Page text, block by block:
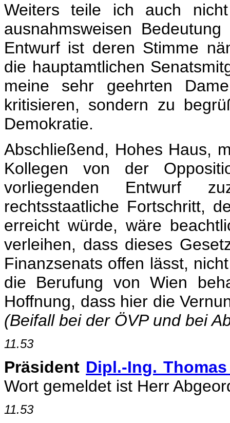
Weiters teile ich auch
ausnahmsweisen
Entwurf ist deren Stimme
die hauptamtlichen
meine sehr geehrten
kritisieren, sondern zu
Demokratie.
Abschließend, Hohes Haus,
Kollegen von der
vorliegenden Entwurf
rechtsstaatliche Fortschritt,
erreicht würde, wäre
verleihen, dass dieses
Finanzsenats offen lässt,
die Berufung von Wien
Hoffnung, dass hier die
(Beifall bei der ÖVP und bei
11.53
Präsident Dipl.-Ing.
Wort gemeldet ist Herr
11.53